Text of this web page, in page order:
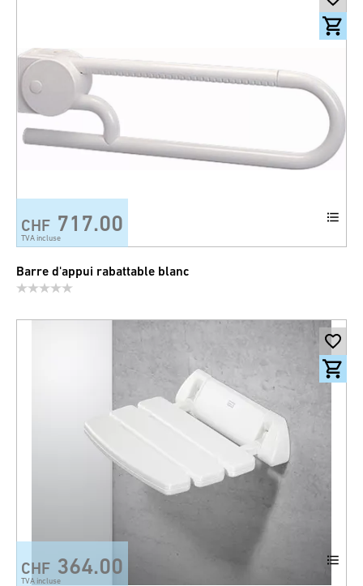
CHF 717.00
TVA incluse
Barre d'appui rabattable blanc
CHF 364.00
TVA incluse